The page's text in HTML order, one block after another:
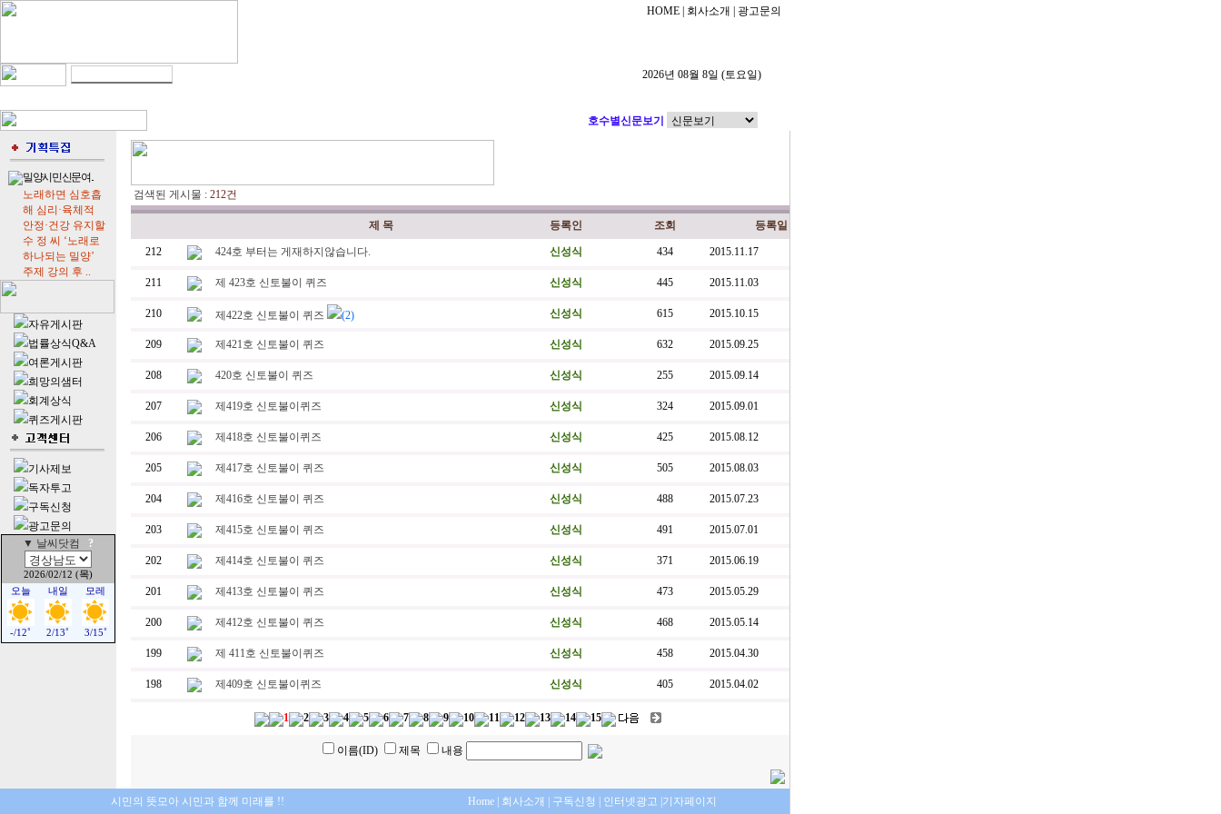
HOME | 회사소개 | 광고문의
2026년 08월 8일 (토요일)
호수별신문보기
밀양시민신문여..
노래하면 심호흡
해 심리·육체적
안정·건강 유지할
수 정 씨 ‘노래로
하나되는 밀양’
주제 강의 후 ..
자유게시판
법률상식Q&A
여론게시판
희망의샘터
회계상식
퀴즈게시판
기사제보
독자투고
구독신청
광고문의
검색된 게시물 : 212건
제 목 등록인 조회 등록일
212 424호 부터는 게재하지않습니다. 신성식 434 2015.11.17
211 제 423호 신토불이 퀴즈 신성식 445 2015.11.03
210 제422호 신토불이 퀴즈 (2) 신성식 615 2015.10.15
209 제421호 신토불이 퀴즈 신성식 632 2015.09.25
208 420호 신토불이 퀴즈 신성식 255 2015.09.14
207 제419호 신토불이퀴즈 신성식 324 2015.09.01
206 제418호 신토불이퀴즈 신성식 425 2015.08.12
205 제417호 신토불이 퀴즈 신성식 505 2015.08.03
204 제416호 신토불이 퀴즈 신성식 488 2015.07.23
203 제415호 신토불이 퀴즈 신성식 491 2015.07.01
202 제414호 신토불이 퀴즈 신성식 371 2015.06.19
201 제413호 신토불이 퀴즈 신성식 473 2015.05.29
200 제412호 신토불이 퀴즈 신성식 468 2015.05.14
199 제 411호 신토불이퀴즈 신성식 458 2015.04.30
198 제409호 신토불이퀴즈 신성식 405 2015.04.02
1 2 3 4 5 6 7 8 9 10 11 12 13 14 15
이름(ID) 제목 내용
시민의 뜻모아 시민과 함께 미래를 !! Home 회사소개 구독신청 인터넷광고 기자페이지